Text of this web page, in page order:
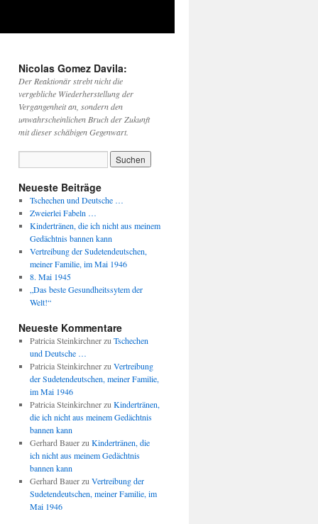
Nicolas Gomez Davila:
Der Reaktionär strebt nicht die
vergebliche Wiederherstellung der
Vergangenheit an, sondern den
unwahrscheinlichen Bruch der Zukunft
mit dieser schäbigen Gegenwart.
Neueste Beiträge
Tschechen und Deutsche …
Zweierlei Fabeln …
Kindertränen, die ich nicht aus meinem
Gedächtnis bannen kann
Vertreibung der Sudetendeutschen,
meiner Familie, im Mai 1946
8. Mai 1945
„Das beste Gesundheitssytem der
Welt!“
Neueste Kommentare
Patricia Steinkirchnerzu Tschechen
und Deutsche …
Patricia Steinkirchnerzu Vertreibung
der Sudetendeutschen, meiner Familie,
im Mai 1946
Patricia Steinkirchnerzu Kindertränen,
die ich nicht aus meinem Gedächtnis
bannen kann
Gerhard Bauerzu Kindertränen, die
ich nicht aus meinem Gedächtnis
bannen kann
Gerhard Bauerzu Vertreibung der
Sudetendeutschen, meiner Familie, im
Mai 1946